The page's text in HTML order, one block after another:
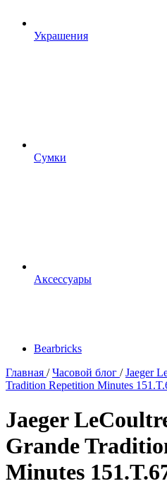
Украшения
Сумки
Аксессуары
Bearbricks
Главная /Часовой блог /Jaeger
Tradition Repetition Minutes
Jaeger
Grande
Minutes